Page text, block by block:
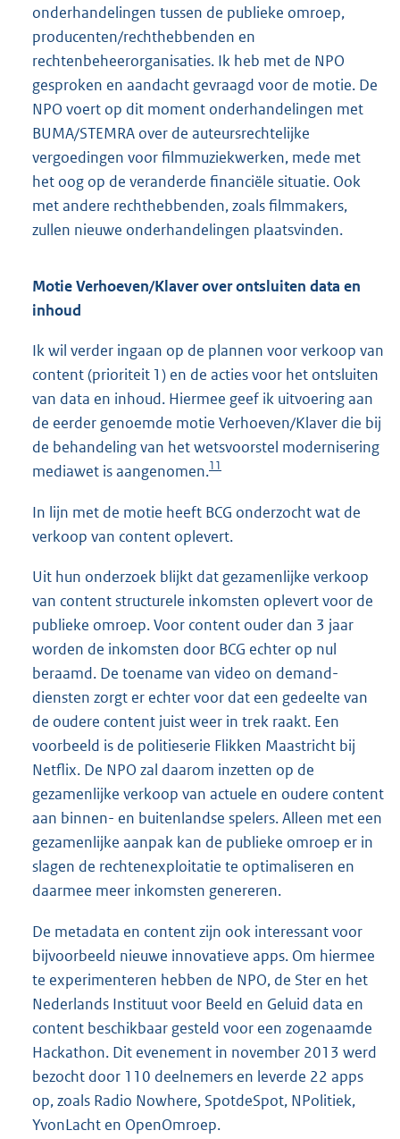
onderhandelingen tussen de publieke omroep,
producenten/rechthebbenden en
rechtenbeheerorganisaties. Ik heb met de NPO
gesproken en aandacht gevraagd voor de motie. De
NPO voert op dit moment onderhandelingen met
BUMA/STEMRA over de auteursrechtelijke
vergoedingen voor filmmuziekwerken, mede met
het oog op de veranderde financiële situatie. Ook
met andere rechthebbenden, zoals filmmakers,
zullen nieuwe onderhandelingen plaatsvinden.
Motie Verhoeven/Klaver over ontsluiten data en
inhoud
Ik wil verder ingaan op de plannen voor verkoop van
content (prioriteit 1) en de acties voor het ontsluiten
van data en inhoud. Hiermee geef ik uitvoering aan
de eerder genoemde motie Verhoeven/Klaver die bij
de behandeling van het wetsvoorstel modernisering
mediawet is aangenomen.11
In lijn met de motie heeft BCG onderzocht wat de
verkoop van content oplevert.
Uit hun onderzoek blijkt dat gezamenlijke verkoop
van content structurele inkomsten oplevert voor de
publieke omroep. Voor content ouder dan 3 jaar
worden de inkomsten door BCG echter op nul
beraamd. De toename van video on demand-
diensten zorgt er echter voor dat een gedeelte van
de oudere content juist weer in trek raakt. Een
voorbeeld is de politieserie Flikken Maastricht bij
Netflix. De NPO zal daarom inzetten op de
gezamenlijke verkoop van actuele en oudere content
aan binnen- en buitenlandse spelers. Alleen met een
gezamenlijke aanpak kan de publieke omroep er in
slagen de rechtenexploitatie te optimaliseren en
daarmee meer inkomsten genereren.
De metadata en content zijn ook interessant voor
bijvoorbeeld nieuwe innovatieve apps. Om hiermee
te experimenteren hebben de NPO, de Ster en het
Nederlands Instituut voor Beeld en Geluid data en
content beschikbaar gesteld voor een zogenaamde
Hackathon. Dit evenement in november 2013 werd
bezocht door 110 deelnemers en leverde 22 apps
op, zoals Radio Nowhere, SpotdeSpot, NPolitiek,
YvonLacht en OpenOmroep.